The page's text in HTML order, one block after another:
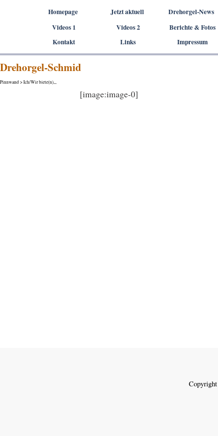
Homepage Jetzt aktuell
Drehorgel-News
Videos 1
▼
Videos 2 ▼
Berichte & Fotos
Kontakt
Links Impressum
Drehorgel-Schmid
Pinnwand > Ich/Wir biete(n),,,
[image:image-0]